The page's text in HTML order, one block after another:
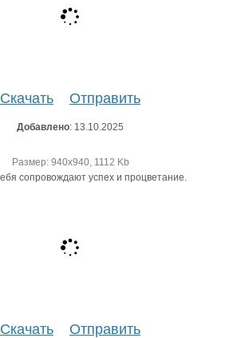
Скачать Отправить
Добавлено: 13.10.2025
Размер: 940х940, 1112 Kb
Скачать Отправить